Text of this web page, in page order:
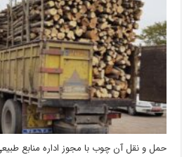
حمل و نقل آن چوب با مجوز اداره منابع